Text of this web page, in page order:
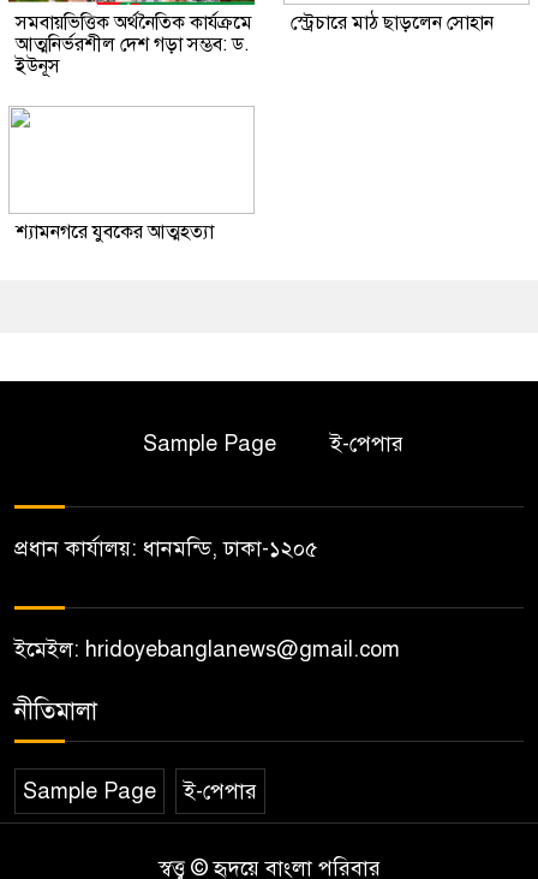
সমবায়ভিত্তিক অর্থনৈতিক কার্যক্রমে
আত্মনির্ভরশীল দেশ গড়া সম্ভব: ড.
ইউনূস
স্ট্রেচারে মাঠ ছাড়লেন সোহান
শ্যামনগরে যুবকের আত্মহত্যা
Sample Page ই-পেপার
প্রধান কার্যালয়: ধানমন্ডি, ঢাকা-১২০৫
ইমেইল: hridoyebanglanews@gmail.com
নীতিমালা
Sample Page ই-পেপার
স্বত্ত্ব © হৃদয়ে বাংলা পরিবার